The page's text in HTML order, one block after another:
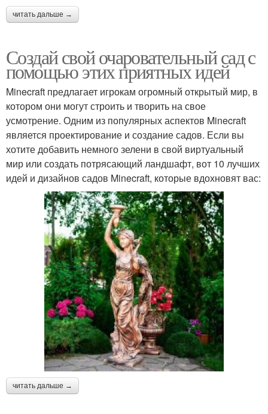
читать дальше →
Создай свой очаровательный сад с
помощью этих приятных идей
Minecraft предлагает игрокам огромный открытый мир, в
котором они могут строить и творить на свое
усмотрение. Одним из популярных аспектов Minecraft
является проектирование и создание садов. Если вы
хотите добавить немного зелени в свой виртуальный
мир или создать потрясающий ландшафт, вот 10 лучших
идей и дизайнов садов Minecraft, которые вдохновят вас:
читать дальше →